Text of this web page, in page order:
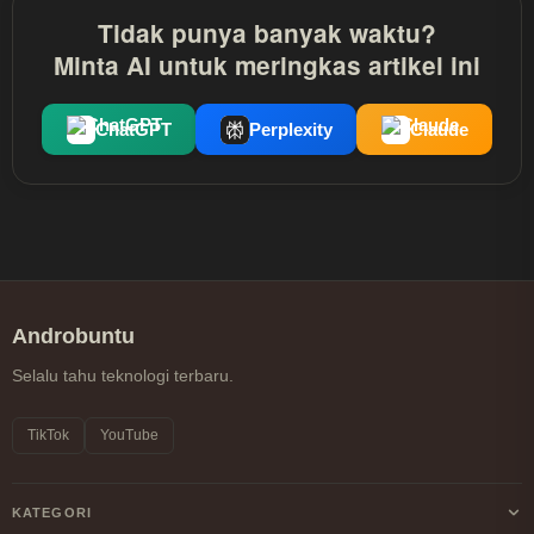
Tidak punya banyak waktu?
Minta AI untuk meringkas artikel ini
ChatGPT Perplexity Claude
Androbuntu
Selalu tahu teknologi terbaru.
TikTok YouTube
KATEGORI